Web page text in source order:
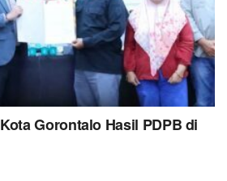
Gorontalo Hasil PDPB di